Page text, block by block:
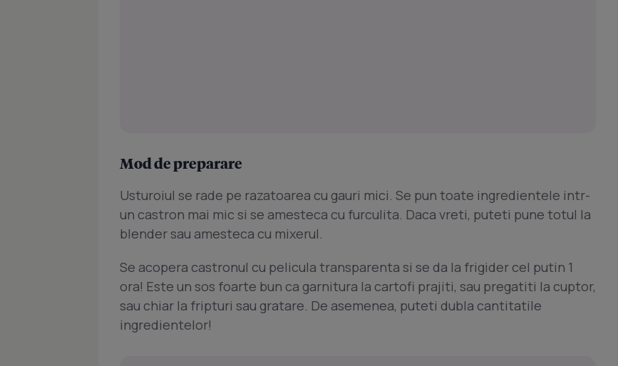
Mod de preparare
Usturoiul se rade pe razatoarea cu gauri mici. Se pun toate ingredientele intr-
un castron mai mic si se amesteca cu furculita. Daca vreti, puteti pune totul la
blender sau amesteca cu mixerul.
Se acopera castronul cu pelicula transparenta si se da la frigider cel putin 1
ora! Este un sos foarte bun ca garnitura la cartofi prajiti, sau pregatiti la cuptor,
sau chiar la fripturi sau gratare. De asemenea, puteti dubla cantitatile
ingredientelor!